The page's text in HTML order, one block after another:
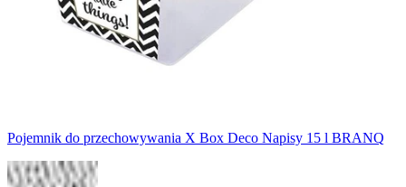
Pojemnik do przechowywania X Box Deco Napisy 15 l BRANQ